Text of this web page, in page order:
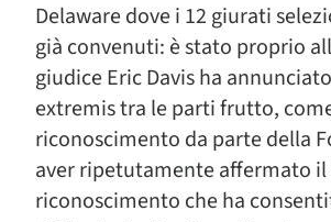
Delaware dove i 12 giurati
già convenuti: è stato proprio
giudice Eric Davis ha
extremis tra le parti frutto,
riconoscimento da parte della
aver ripetutamente affermato il
riconoscimento che ha